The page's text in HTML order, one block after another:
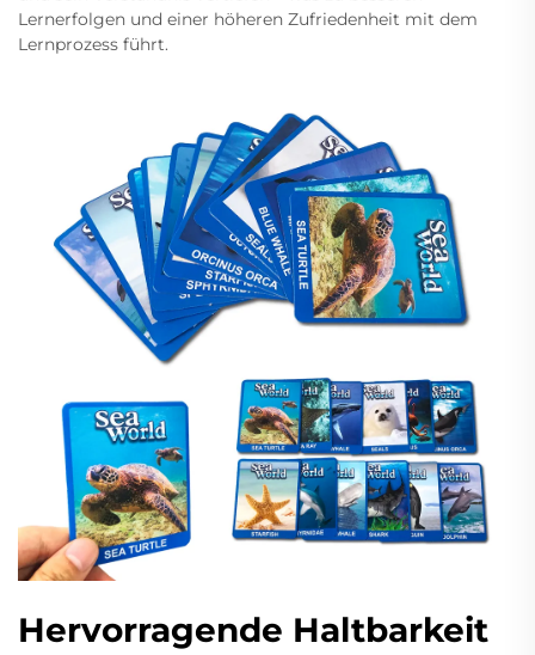
Lernerfolgen und einer höheren Zufriedenheit mit dem
Lernprozess führt.
Hervorragende Haltbarkeit